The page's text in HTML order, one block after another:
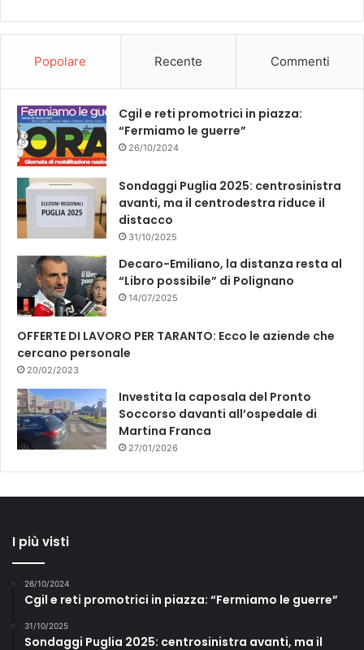
Popolare Recente Commenti
Cgil e reti promotrici in piazza:
“Fermiamo le guerre”
26/10/2024
Sondaggi Puglia 2025: centrosinistra
avanti, ma il centrodestra riduce il
distacco
31/10/2025
Decaro-Emiliano, la distanza resta al
“Libro possibile” di Polignano
14/07/2025
OFFERTE DI LAVORO PER TARANTO: Ecco le aziende che
cercano personale
20/02/2023
Investita la caposala del Pronto
Soccorso davanti all’ospedale di
Martina Franca
27/01/2026
I più visti
26/10/2024
Cgil e reti promotrici in piazza: “Fermiamo le guerre”
31/10/2025
Sondaggi Puglia 2025: centrosinistra avanti, ma il